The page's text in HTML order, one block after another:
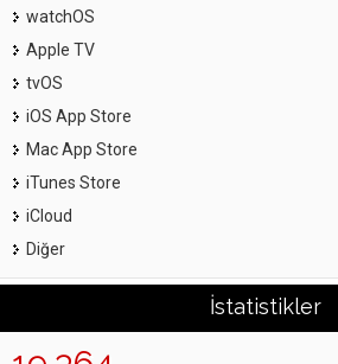
watchOS
Apple TV
tvOS
iOS App Store
Mac App Store
iTunes Store
iCloud
Diğer
İstatistikler